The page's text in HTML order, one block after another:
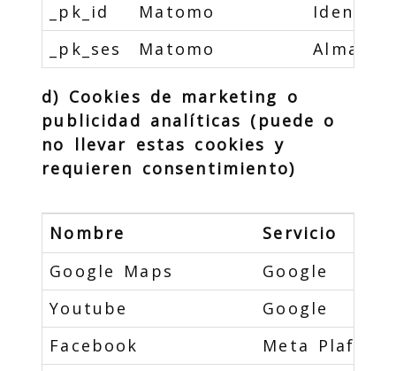
_pk_id
Matomo
_pk_ses
Matomo
d) Cookies de marketing o
publicidad analíticas (puede o
no llevar estas cookies y
requieren consentimiento)
Nombre
Servicio
Google Maps
Google
Youtube
Google
Facebook
Meta